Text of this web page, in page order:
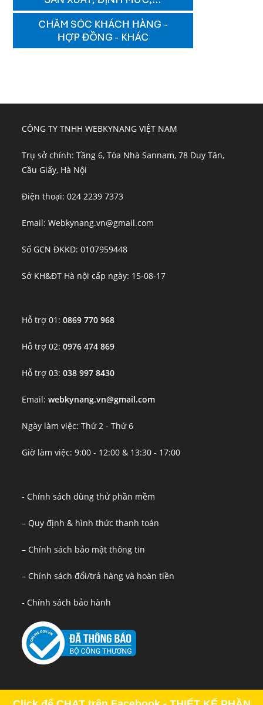
CÔNG TY TNHH WEBKYNANG VIỆT NAM
Trụ sở chính: Tầng 6, Tòa Nhà Sannam, 78 Duy Tân,
Cầu Giấy, Hà Nội
Điện thoại: 024 2239 7373
Email: Webkynang.vn@gmail.com
Số GCN ĐKKD: 0107959448
Sở KH&ĐT Hà nội cấp ngày: 15-08-17
Hỗ trợ 01:0869 770 968
Hỗ trợ 02:0976 474 869
Hỗ trợ 03:038 997 8430
Email:webkynang.vn@gmail.com
Ngày làm việc: Thứ 2 - Thứ 6
Giờ làm việc: 9:00 - 12:00 & 13:30 - 17:00
- Chính sách dùng thử phần mềm
– Quy định & hình thức thanh toán
– Chính sách bảo mật thông tin
– Chính sách đổi/trả hàng và hoàn tiền
- Chính sách bảo hành